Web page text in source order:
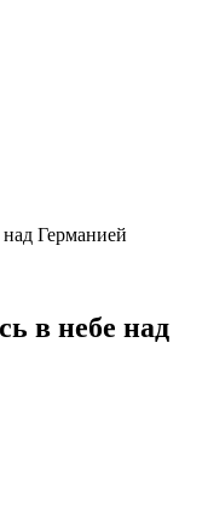
над Германией
в небе над